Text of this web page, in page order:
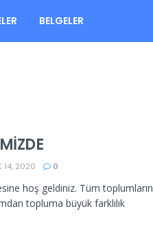
BELGELER
14, 2020 0
hoş geldiniz. Tüm toplumların
topluma büyük farklılık